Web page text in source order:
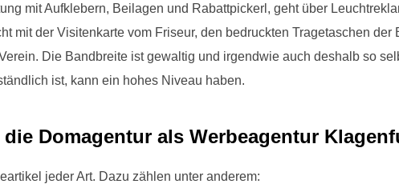
mit Aufklebern, Beilagen und Rabattpickerl, geht über
mit der Visitenkarte vom Friseur, den bedruckten Tragetaschen der
Die Bandbreite ist gewaltig und irgendwie auch deshalb so
ist, kann ein hohes Niveau haben.
Domagentur als Werbeagentur
jeder Art. Dazu zählen unter anderem: